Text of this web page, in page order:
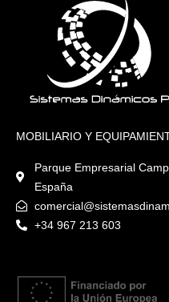
MOBILIARIO Y
Parque Empresarial
España
+34 967 213 603